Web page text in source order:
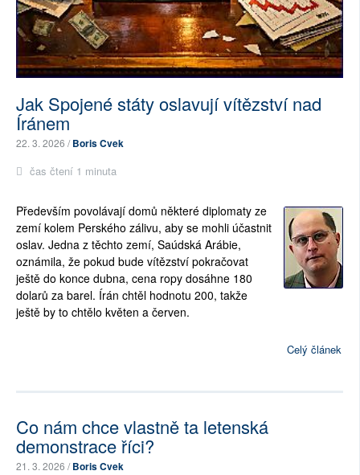
Jak Spojené státy oslavují vítězství nad
Íránem
22. 3. 2026 /Boris Cvek
čas čtení 1 minuta
Především povolávají domů některé diplomaty ze
zemí kolem Perského zálivu, aby se mohli účastnit
oslav. Jedna z těchto zemí, Saúdská Arábie,
oznámila, že pokud bude vítězství pokračovat
ještě do konce dubna, cena ropy dosáhne 180
dolarů za barel. Írán chtěl hodnotu 200, takže
ještě by to chtělo květen a červen.
Celý článek
Co nám chce vlastně ta letenská
demonstrace říci?
21. 3. 2026 /Boris Cvek